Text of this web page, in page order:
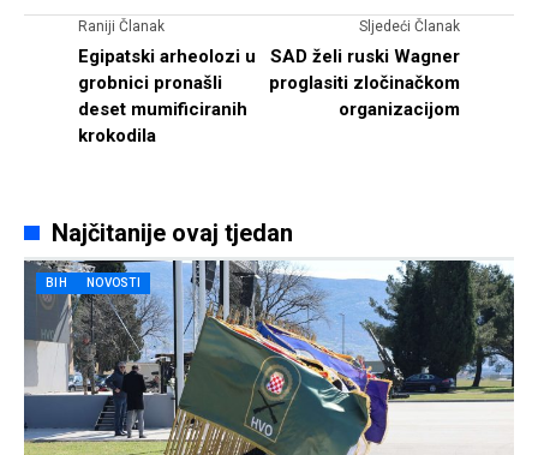
Raniji Članak
Egipatski arheolozi u
grobnici pronašli
deset mumificiranih
krokodila
Sljedeći Članak
SAD želi ruski Wagner
proglasiti zločinačkom
organizacijom
Najčitanije ovaj tjedan
BIH NOVOSTI